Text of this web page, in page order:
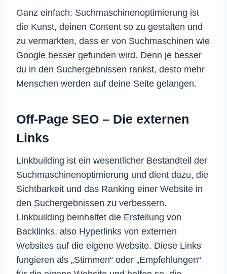
Ganz einfach: Suchmaschinenoptimierung ist
die Kunst, deinen Content so zu gestalten und
zu vermarkten, dass er von Suchmaschinen wie
Google besser gefunden wird. Denn je besser
du in den Suchergebnissen rankst, desto mehr
Menschen werden auf deine Seite gelangen.
Off-Page SEO – Die externen
Links
Linkbuilding ist ein wesentlicher Bestandteil der
Suchmaschinenoptimierung und dient dazu, die
Sichtbarkeit und das Ranking einer Website in
den Suchergebnissen zu verbessern.
Linkbuilding beinhaltet die Erstellung von
Backlinks, also Hyperlinks von externen
Websites auf die eigene Website. Diese Links
fungieren als „Stimmen“ oder „Empfehlungen“